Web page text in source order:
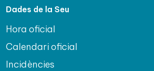
Dades de la Seu
Hora oficial
Calendari oficial
Incidències